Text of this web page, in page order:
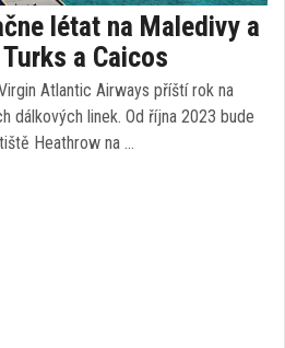
létat na Maledivy a
a Caicos
Atlantic Airways příští rok na
dálkových linek. Od října 2023 bude
Heathrow na …